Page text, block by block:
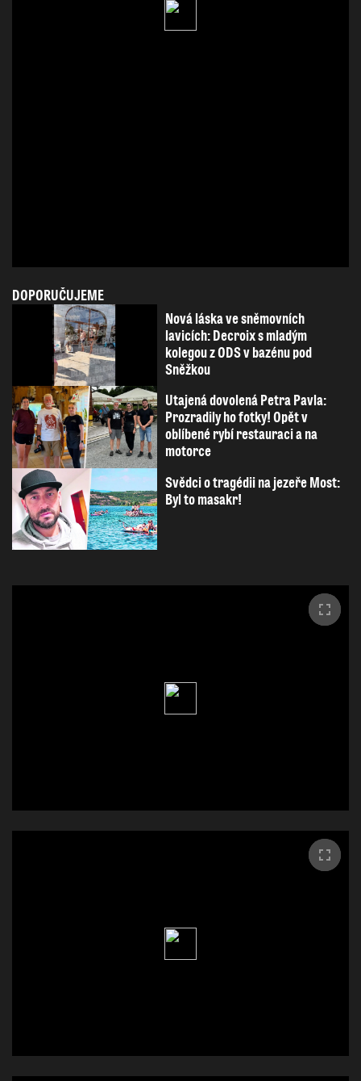
DOPORUČUJEME
Nová láska ve sněmovních
lavicích: Decroix s mladým
kolegou z ODS v bazénu pod
Sněžkou
Utajená dovolená Petra Pavla:
Prozradily ho fotky! Opět v
oblíbené rybí restauraci a na
motorce
Svědci o tragédii na jezeře Most:
Byl to masakr!